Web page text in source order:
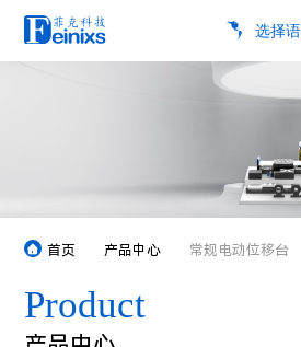
选择
 首页 产品中心 常规电动位移台